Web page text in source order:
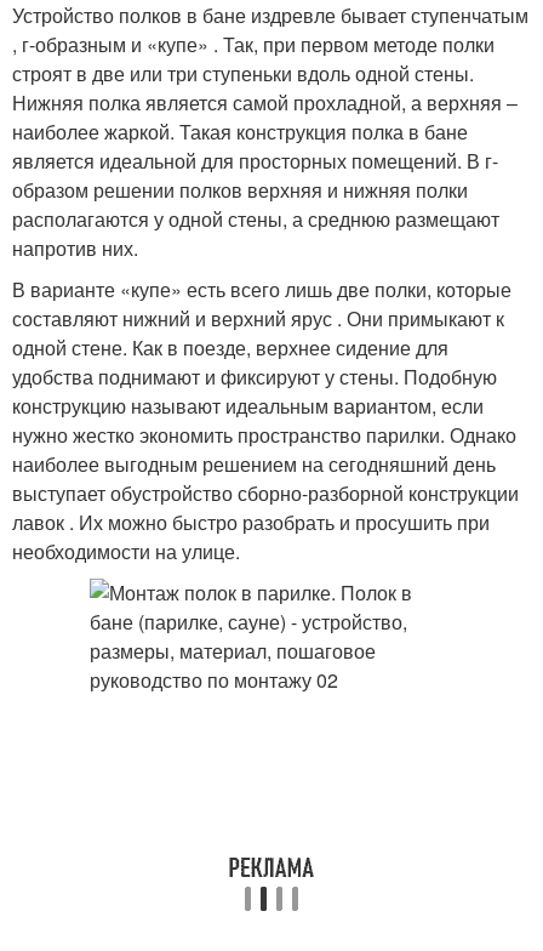
Устройство полков в бане издревле бывает ступенчатым
, г-образным и «купе» . Так, при первом методе полки
строят в две или три ступеньки вдоль одной стены.
Нижняя полка является самой прохладной, а верхняя –
наиболее жаркой. Такая конструкция полка в бане
является идеальной для просторных помещений. В г-
образом решении полков верхняя и нижняя полки
располагаются у одной стены, а среднюю размещают
напротив них.
В варианте «купе» есть всего лишь две полки, которые
составляют нижний и верхний ярус . Они примыкают к
одной стене. Как в поезде, верхнее сидение для
удобства поднимают и фиксируют у стены. Подобную
конструкцию называют идеальным вариантом, если
нужно жестко экономить пространство парилки. Однако
наиболее выгодным решением на сегодняшний день
выступает обустройство сборно-разборной конструкции
лавок . Их можно быстро разобрать и просушить при
необходимости на улице.